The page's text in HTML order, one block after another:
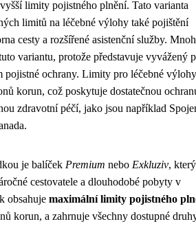
limity pojistného plnění. Tato varianta
limitů na léčebné výlohy také pojištění
cesty a rozšířené asistenční služby.
variantu, protože představuje vyvážený
pojistné ochrany. Limity pro léčebné
korun, což poskytuje dostatečnou
zdravotní péčí, jako jsou například
je balíček Premium nebo Exkluziv,
cestovatele a dlouhodobé pobyty v
obsahuje maximální limity pojistného
korun, a zahrnuje všechny dostupné